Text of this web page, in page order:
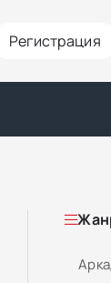
Регистрация